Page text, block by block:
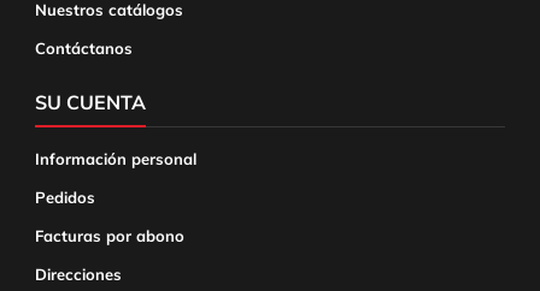
Nuestros catálogos
Contáctanos
SU CUENTA
Información personal
Pedidos
Facturas por abono
Direcciones